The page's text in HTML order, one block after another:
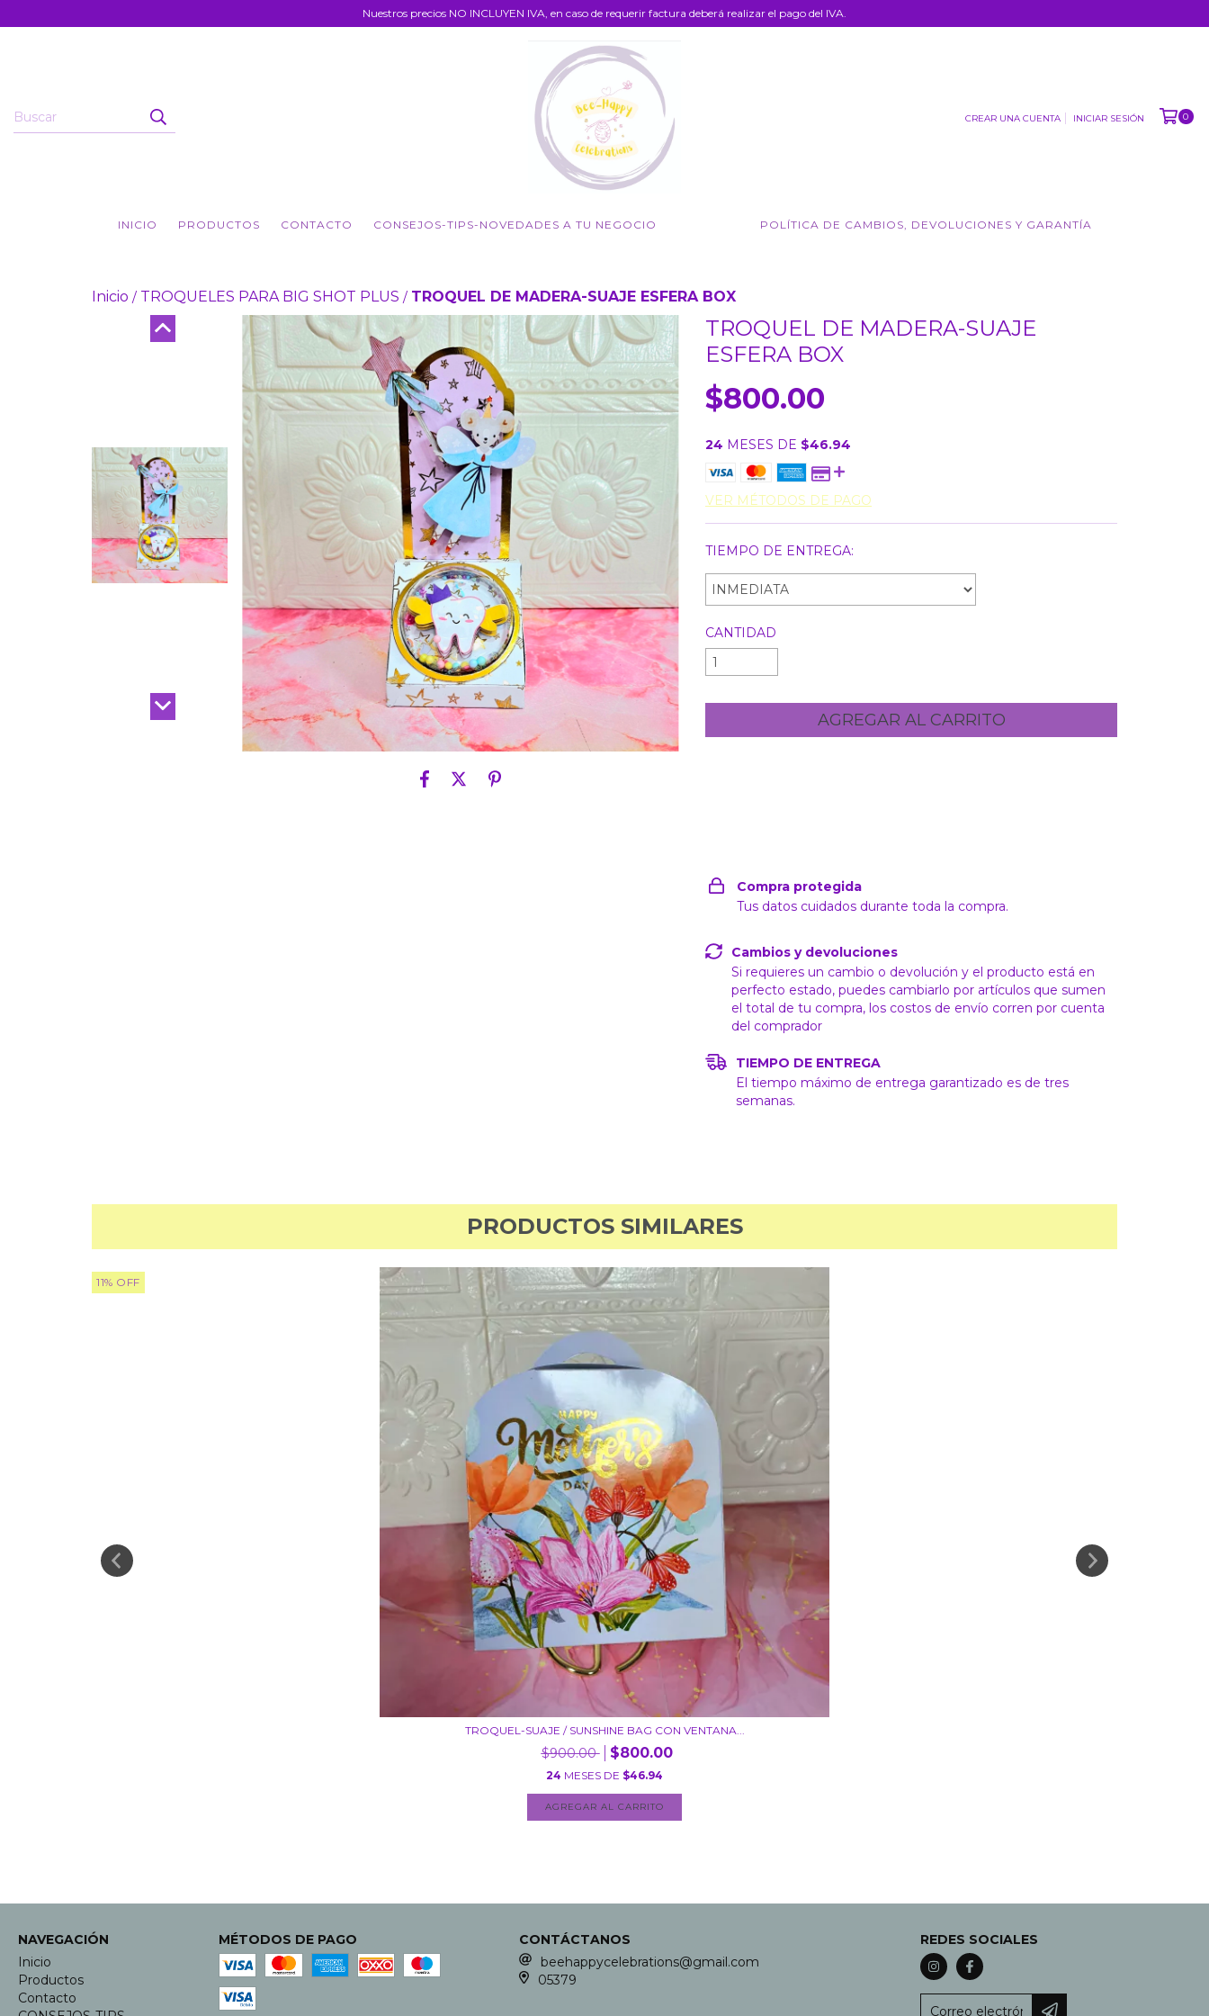
Nuestros precios NO INCLUYEN IVA, en caso de requerir factura deberá realizar el pago del IVA.
CREAR UNA CUENTA INICIAR SESIÓN 0
INICIO PRODUCTOS CONTACTO CONSEJOS-TIPS-NOVEDADES A TU NEGOCIO POLÍTICA DE CAMBIOS, DEVOLUCIONES Y GARANTÍA
Inicio / TROQUELES PARA BIG SHOT PLUS / TROQUEL DE MADERA-SUAJE ESFERA BOX
TROQUEL DE MADERA-SUAJE
ESFERA BOX
$800.00
24 MESES DE $46.94
VER MÉTODOS DE PAGO
TIEMPO DE ENTREGA:
CANTIDAD
Compra protegida
Tus datos cuidados durante toda la compra.
Cambios y devoluciones
Si requieres un cambio o devolución y el producto está en
perfecto estado, puedes cambiarlo por artículos que sumen
el total de tu compra, los costos de envío corren por cuenta
del comprador
TIEMPO DE ENTREGA
El tiempo máximo de entrega garantizado es de tres
semanas.
PRODUCTOS SIMILARES
11% OFF
TROQUEL-SUAJE / SUNSHINE BAG CON VENTANA...
$900.00 $800.00
24 MESES DE $46.94
AGREGAR AL CARRITO
NAVEGACIÓN
Inicio
Productos
Contacto
MÉTODOS DE PAGO
CONTÁCTANOS
beehappycelebrations@gmail.com
05379
REDES SOCIALES